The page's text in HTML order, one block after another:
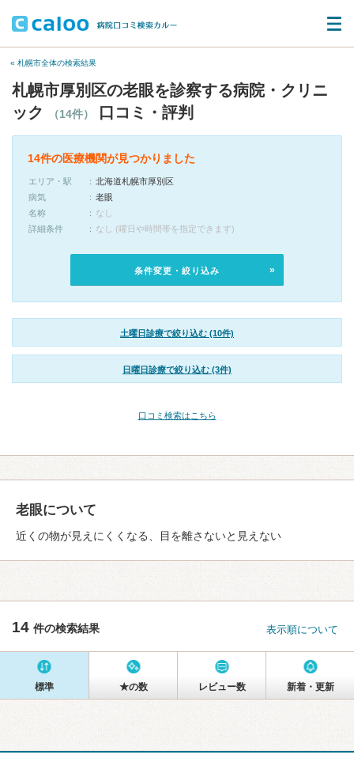
« 札幌市全体の検索結果
札幌市厚別区の老眼を診察する病院・クリニ
ック
（14件） 口コミ・評判
14件の医療機関が見つかりました
エリア・駅
北海道札幌市厚別区
病気
老眼
名称
なし
詳細条件
なし (曜日や時間帯を指定できます)
条件変更・絞り込み
土曜日診療で絞り込む (10件)
日曜日診療で絞り込む (3件)
口コミ検索はこちら
老眼について
近くの物が見えにくくなる、目を離さないと見えない
14 件の検索結果 表示順について
標準 ★の数 レビュー数 新着・更新